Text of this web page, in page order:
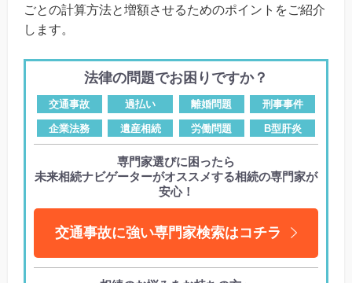
ごとの計算方法と増額させるためのポイントをご紹介
します。
法律の問題でお困りですか？
交通事故 過払い 離婚問題 刑事事件
企業法務 遺産相続 労働問題 B型肝炎
専門家選びに困ったら
未来相続ナビゲーターがオススメする相続の専門家が
安心！
交通事故に強い専門家検索はコチラ